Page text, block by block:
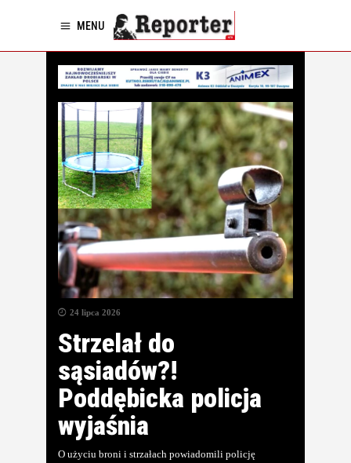
MENU
24 lipca 2026
Strzelał do
sąsiadów?!
Poddębicka policja
wyjaśnia
O użyciu broni i strzałach powiadomili policję